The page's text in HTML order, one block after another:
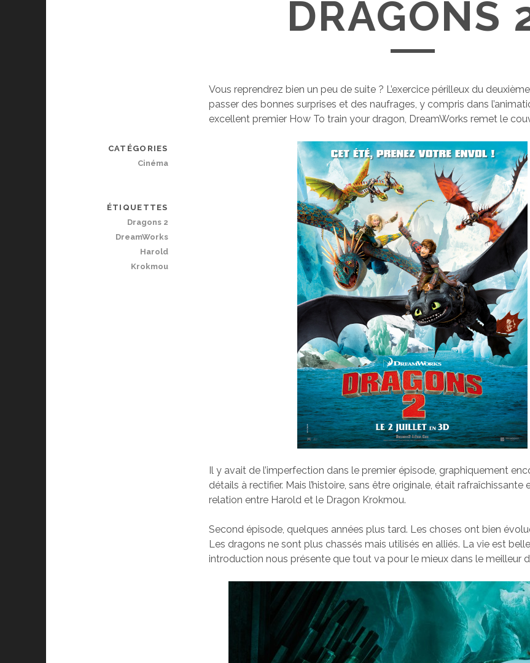
DRAGONS
Vous reprendrez bien un peu de suite ? L’exercice périlleux du
passer des bonnes surprises et des naufrages, y compris dans
excellent premier How To train your dragon, DreamWorks remet le
Il y avait de l’imperfection dans le premier épisode, graphiquement
détails à rectifier. Mais l’histoire, sans être originale, était
relation entre Harold et le Dragon Krokmou.
Second épisode, quelques années plus tard. Les choses ont bien
Les dragons ne sont plus chassés mais utilisés en alliés. La vie est
introduction nous présente que tout va pour le mieux dans le meilleur
CATÉGORIES
Cinéma
ÉTIQUETTES
Dragons 2
DreamWorks
Harold
Krokmou